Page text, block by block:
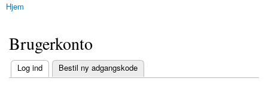
You are here
Hjem
Brugerkonto
Primary tabs
Log ind
(active tab) Bestil ny adgangskode